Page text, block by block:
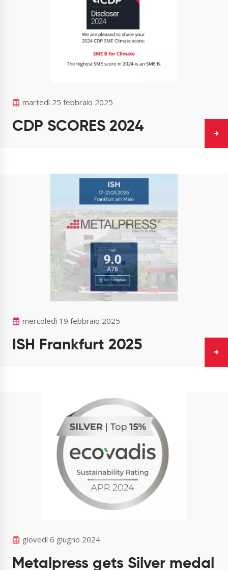
martedì 25 febbraio 2025
CDP SCORES 2024
mercoledì 19 febbraio 2025
ISH Frankfurt 2025
giovedì 6 giugno 2024
Metalpress gets Silver medal